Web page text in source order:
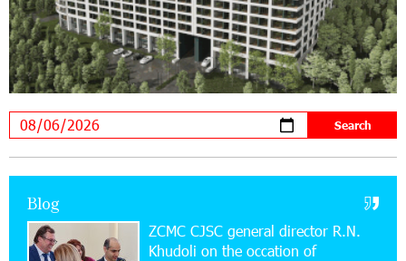
Academy and Pärnu Music Festival in Estonia, representing
Armenia on the international stage
11:53:39 23-07-2026
Ucom Supports the Installation of a 15 kW Solar
Power Plant at the Vayk Sports School
17:52:52 20-07-2026
Blog
ZCMC CJSC general director R.N.
Khudoli on the օccation of